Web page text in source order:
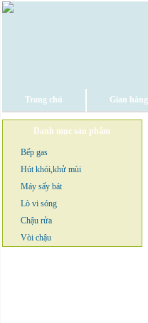
Trang chủ Gian hàng
Danh mục sản phẩm
Bếp gas
Hút khói,khử mùi
Máy sấy bát
Lò vi sóng
Chậu rửa
Vòi chậu